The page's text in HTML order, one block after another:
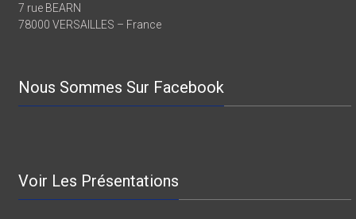
7 rue BEARN
78000 VERSAILLES – France
Nous Sommes Sur Facebook
Voir Les Présentations